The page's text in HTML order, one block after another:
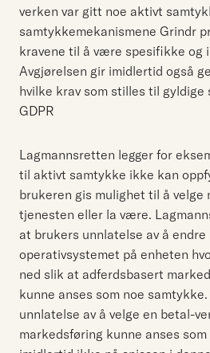
verken var gitt noe aktivt
samtykkemekanismene Grindr
kravene til å være spesifikke og
Avgjørelsen gir imidlertid også
hvilke krav som stilles til
GDPR
Lagmannsretten legger for
til aktivt samtykke ikke kan
brukeren gis mulighet til å velge
tjenesten eller la være.
at brukers unnlatelse av å
operativsystemet på enheten
ned slik at adferdsbasert
kunne anses som noe
unnlatelse av å velge en betal-
markedsføring kunne anses